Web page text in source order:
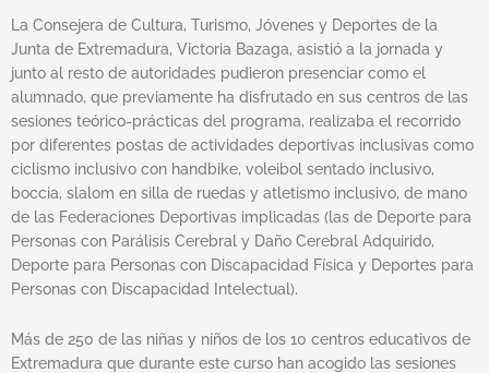
La Consejera de Cultura, Turismo, Jóvenes y Deportes de la
Junta de Extremadura, Victoria Bazaga, asistió a la jornada y
junto al resto de autoridades pudieron presenciar como el
alumnado, que previamente ha disfrutado en sus centros de las
sesiones teórico-prácticas del programa, realizaba el recorrido
por diferentes postas de actividades deportivas inclusivas como
ciclismo inclusivo con handbike, voleibol sentado inclusivo,
boccia, slalom en silla de ruedas y atletismo inclusivo, de mano
de las Federaciones Deportivas implicadas (las de Deporte para
Personas con Parálisis Cerebral y Daño Cerebral Adquirido,
Deporte para Personas con Discapacidad Física y Deportes para
Personas con Discapacidad Intelectual).
Más de 250 de las niñas y niños de los 10 centros educativos de
Extremadura que durante este curso han acogido las sesiones